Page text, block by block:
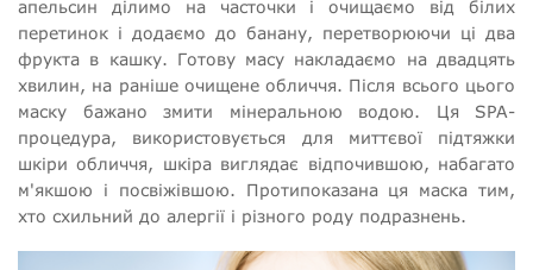
апельсин ділимо на часточки і очищаємо від білих
перетинок і додаємо до банану, перетворюючи ці два
фрукта в кашку. Готову масу накладаємо на двадцять
хвилин, на раніше очищене обличчя. Після всього цього
маску бажано змити мінеральною водою. Ця SPA-
процедура, використовується для миттєвої підтяжки
шкіри обличчя, шкіра виглядає відпочившою, набагато
м'якшою і посвіжівшою. Протипоказана ця маска тим,
хто схильний до алергії і різного роду подразнень.